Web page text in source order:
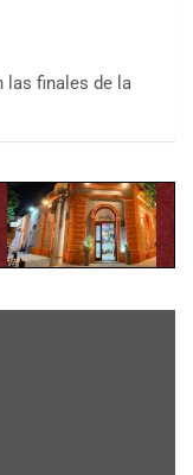
las finales de la